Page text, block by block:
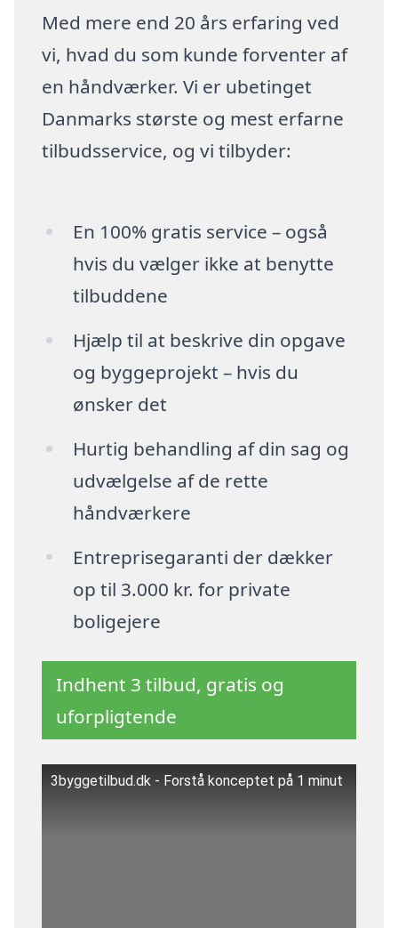
Med mere end 20 års erfaring ved
vi, hvad du som kunde forventer af
en håndværker. Vi er ubetinget
Danmarks største og mest erfarne
tilbudsservice, og vi tilbyder:
En 100% gratis service – også
hvis du vælger ikke at benytte
tilbuddene
Hjælp til at beskrive din opgave
og byggeprojekt – hvis du
ønsker det
Hurtig behandling af din sag og
udvælgelse af de rette
håndværkere
Entreprisegaranti der dækker
op til 3.000 kr. for private
boligejere
Indhent 3 tilbud, gratis og
uforpligtende
3byggetilbud.dk - Forstå konceptet på 1 minut